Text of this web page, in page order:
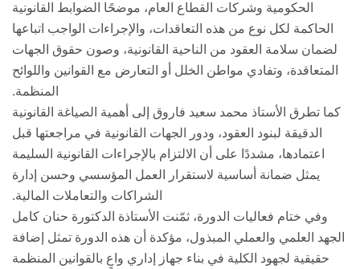
الحكومية وشركات القطاع العام، موضحًا الضوابط القانونية
الحاكمة لكل نوع من هذه التعاقدات، والإجراءات الواجب اتباعها
لضمان سلامة العقود من الناحية القانونية، وصون حقوق الجهات
المتعاقدة، وتفادي مواطن الخلل أو التعارض مع القوانين واللوائح
المنظمة.
كما تطرق الأستاذ محمد سعيد فاروق إلى أهمية الصياغة القانونية
الدقيقة لبنود العقود، ودور الجهات القانونية في مراجعتها قبل
اعتمادها، مشددًا على أن الالتزام بالإجراءات القانونية السليمة
يمثل ضمانة أساسية لاستقرار العمل المؤسسي وحسن إدارة
الشراكات والتعاملات المالية.
وفي ختام فعاليات الدورة، ثمّنت الأستاذة الدكتورة حنان كامل
الجهد العلمي والعملي المبذول، مؤكدة أن هذه الدورة تمثل إضافة
حقيقية لجهود الكلية في بناء جهاز إداري واعٍ بالقوانين المنظمة